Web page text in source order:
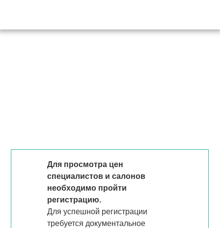
Для просмотра цен
специалистов и салонов
необходимо пройти
регистрацию.
Для успешной регистрации
требуется документальное